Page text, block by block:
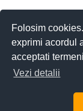
Folosim
exprimi acordul
acceptati
Vezi detalii
Cartier
ha de
CERE DETALII